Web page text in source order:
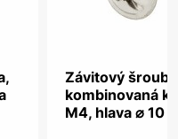
Závitový šroub,
kombinovaná
M4, hlava ⌀ 10